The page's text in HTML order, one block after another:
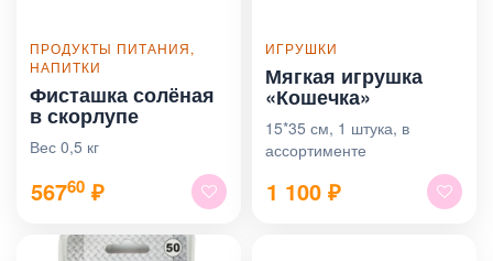
ПРОДУКТЫ ПИТАНИЯ,
НАПИТКИ
Фисташка солёная
в скорлупе
Вес 0,5 кг
56760 ₽
ИГРУШКИ
Мягкая игрушка
«Кошечка»
15*35 см, 1 штука, в
ассортименте
1 100 ₽